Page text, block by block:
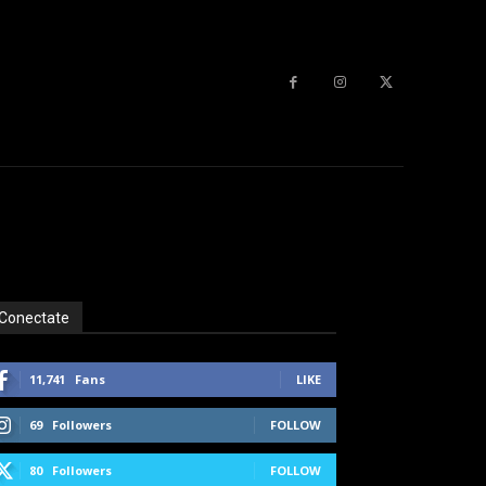
11,741 Fans LIKE
69 Followers FOLLOW
80 Followers FOLLOW